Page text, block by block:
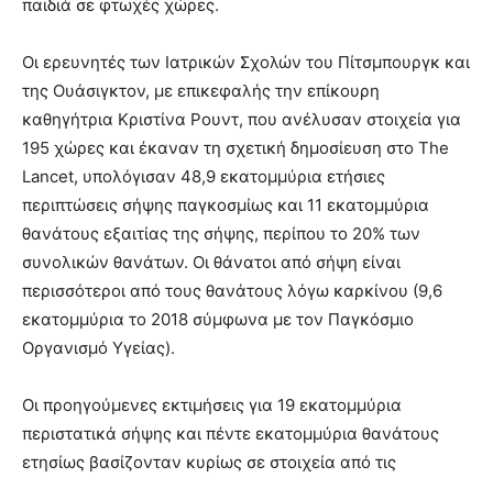
παιδιά σε φτωχές χώρες.
Οι ερευνητές των Ιατρικών Σχολών του Πίτσμπουργκ και
της Ουάσιγκτον, με επικεφαλής την επίκουρη
καθηγήτρια Κριστίνα Ρουντ, που ανέλυσαν στοιχεία για
195 χώρες και έκαναν τη σχετική δημοσίευση στο The
Lancet, υπολόγισαν 48,9 εκατομμύρια ετήσιες
περιπτώσεις σήψης παγκοσμίως και 11 εκατομμύρια
θανάτους εξαιτίας της σήψης, περίπου το 20% των
συνολικών θανάτων. Οι θάνατοι από σήψη είναι
περισσότεροι από τους θανάτους λόγω καρκίνου (9,6
εκατομμύρια το 2018 σύμφωνα με τον Παγκόσμιο
Οργανισμό Υγείας).
Οι προηγούμενες εκτιμήσεις για 19 εκατομμύρια
περιστατικά σήψης και πέντε εκατομμύρια θανάτους
ετησίως βασίζονταν κυρίως σε στοιχεία από τις